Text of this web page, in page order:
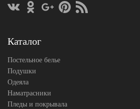
Размер
230х250
наволочек
Производитель
Каталог
Постельное белье
Подушки
Одеяла
Наматрасники
Пледы и покрывала